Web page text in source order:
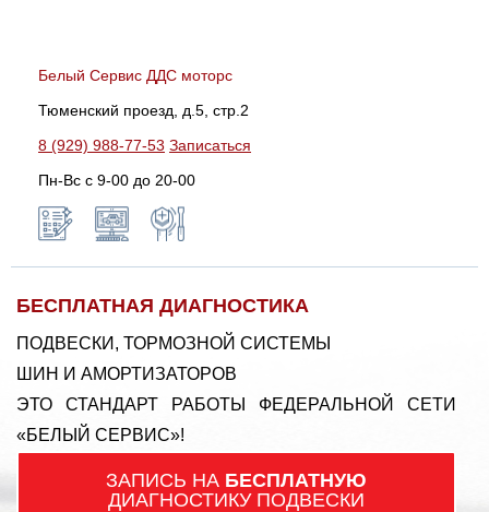
Белый Сервис ДДС моторс
Тюменский проезд, д.5, стр.2
8 (929) 988-77-53 Записаться
Пн-Вс c 9-00 до 20-00
БЕСПЛАТНАЯ ДИАГНОСТИКА
ПОДВЕСКИ, ТОРМОЗНОЙ СИСТЕМЫ
ШИН И АМОРТИЗАТОРОВ
ЭТО СТАНДАРТ РАБОТЫ ФЕДЕРАЛЬНОЙ СЕТИ
«БЕЛЫЙ СЕРВИС»!
ЗАПИСЬ НА БЕСПЛАТНУЮ
ДИАГНОСТИКУ ПОДВЕСКИ